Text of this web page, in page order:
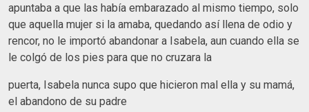
apuntaba a que las había embarazado al mismo tiempo, solo
que aquella mujer si la amaba, quedando así llena de odio y
rencor, no le importó abandonar a Isabela, aun cuando ella se
le colgó de los pies para que no cruzara la
puerta, Isabela nunca supo que hicieron mal ella y su mamá,
el abandono de su padre